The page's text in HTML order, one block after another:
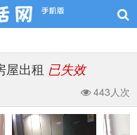
屋出租 已失效
443人次